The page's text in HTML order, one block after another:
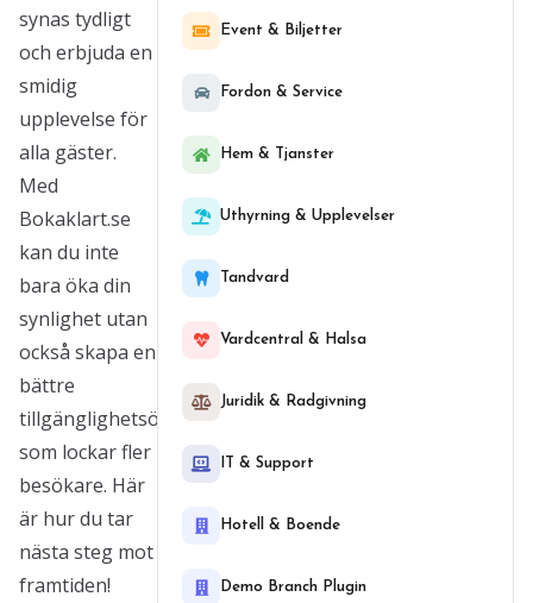
synas tydligt
och erbjuda en
smidig
upplevelse för
alla gäster.
Med
Bokaklart.se
kan du inte
bara öka din
synlighet utan
också skapa en
bättre
tillgänglighetsöversikt
som lockar fler
besökare. Här
är hur du tar
nästa steg mot
framtiden!
Event & Biljetter
Fordon & Service
Hem & Tjanster
Uthyrning & Upplevelser
Tandvard
Vardcentral & Halsa
Juridik & Radgivning
IT & Support
Hotell & Boende
Demo Branch Plugin